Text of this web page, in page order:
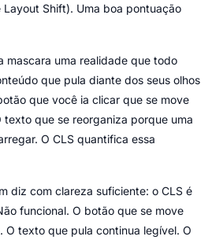
Shift). Uma boa pontuação
mascara uma realidade que todo
que pula diante dos seus olhos
que você ia clicar que se move
texto que se reorganiza porque uma
O CLS quantifica essa
diz com clareza suficiente: o CLS é
funcional. O botão que se move
O texto que pula continua legível. O